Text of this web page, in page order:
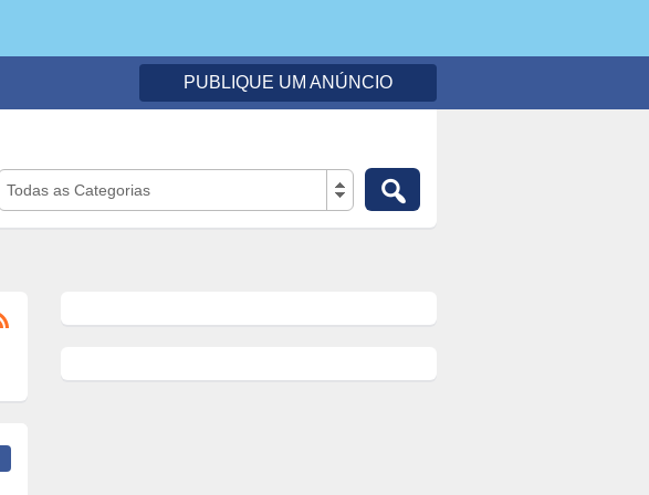
PUBLIQUE UM ANÚNCIO
Todas as Categorias